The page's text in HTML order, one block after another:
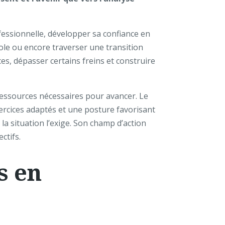
développer sa confiance en
ou encore traverser une transition
dépasser certains freins et construire
nécessaires pour avancer. Le
adaptés et une posture favorisant
situation l’exige. Son champ d’action
en